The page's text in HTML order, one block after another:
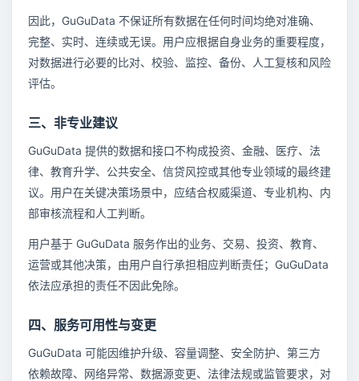
因此，GuGuData 不保证所有数据在任何时间均绝对准确、
完整、实时、连续或无误。用户应根据自身业务的重要程度，
对数据进行必要的比对、校验、监控、备份、人工复核和风险
评估。
三、非专业建议
GuGuData 提供的数据和接口不构成投资、金融、医疗、法
律、教育升学、公共安全、信贷风控或其他专业领域的最终建
议。用户在关键决策场景中，应结合权威渠道、专业机构、内
部审核流程和人工判断。
用户基于 GuGuData 服务作出的业务、交易、投资、教育、
运营或其他决策，由用户自行承担相应判断责任；GuGuData
依法应承担的责任不因此免除。
四、服务可用性与变更
GuGuData 可能因维护升级、容量调整、安全防护、第三方
依赖故障、网络异常、数据源变更、法律法规或监管要求，对